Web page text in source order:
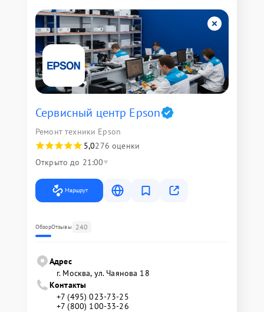
Сервисный центр Epson
Ремонт техники Epson
5,0276 оценки
Открыто до 21:00
Маршрут
ОбзорОтзывы 240
Адрес
г. Москва, ул. Чаянова 18
Контакты
+7 (495) 023-73-25
+7 (800) 100-33-26